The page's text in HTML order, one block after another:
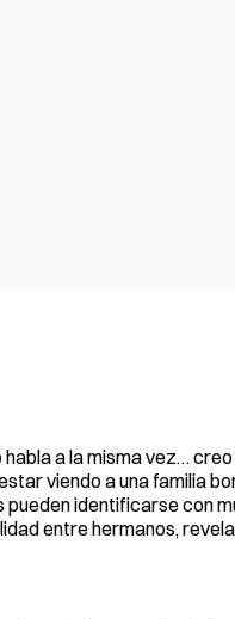
a la misma vez…
viendo a una familia
identificarse con
entre hermanos,